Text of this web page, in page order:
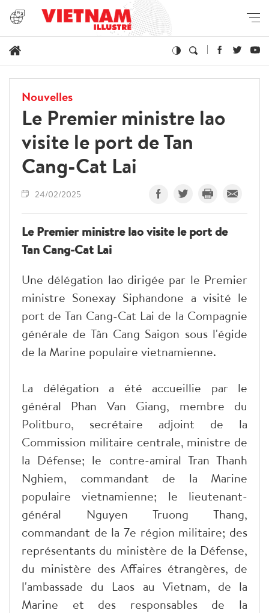
Nouvelles
Le Premier ministre lao
visite le port de Tan
Cang-Cat Lai
24/02/2025
Le Premier ministre lao visite le port de
Tan Cang-Cat Lai
Une délégation lao dirigée par le Premier
ministre Sonexay Siphandone a visité le
port de Tan Cang-Cat Lai de la Compagnie
générale de Tân Cang Saigon sous l'égide
de la Marine populaire vietnamienne.
La délégation a été accueillie par le
général Phan Van Giang, membre du
Politburo, secrétaire adjoint de la
Commission militaire centrale, ministre de
la Défense; le contre-amiral Tran Thanh
Nghiem, commandant de la Marine
populaire vietnamienne; le lieutenant-
général Nguyen Truong Thang,
commandant de la 7e région militaire; des
représentants du ministère de la Défense,
du ministère des Affaires étrangères, de
l'ambassade du Laos au Vietnam, de la
Marine et des responsables de la